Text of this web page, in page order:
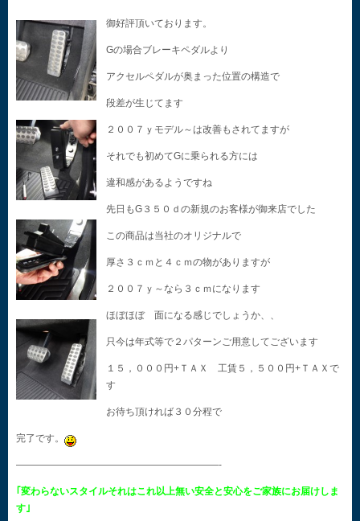
御好評頂いております。
Gの場合ブレーキペダルより
アクセルペダルが奥まった位置の構造で
段差が生じてます
２００７ｙモデル～は改善もされてますが
それでも初めてGに乗られる方には
違和感があるようですね
先日もG３５０ｄの新規のお客様が御来店でした
この商品は当社のオリジナルで
厚さ３ｃｍと４ｃｍの物がありますが
２００７ｙ～なら３ｃｍになります
ほぼほぼ 面になる感じでしょうか、、
只今は年式等で２パターンご用意してございます
１５，０００円+ＴＡＸ 工賃５，５００円+ＴＡＸで
す
お待ち頂ければ３０分程で
完了です。
—————————————————————-
｢変わらないスタイルそれはこれ以上無い安全と安心をご家族にお届けしま
す｣